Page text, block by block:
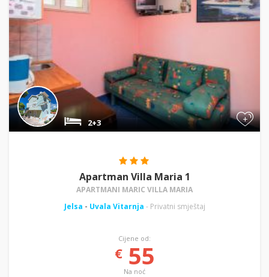
+
2+3
Apartman Villa Maria 1
APARTMANI MARIC VILLA MARIA
Jelsa - Uvala Vitarnja - Privatni smještaj
Cijene od:
€55
Na noć